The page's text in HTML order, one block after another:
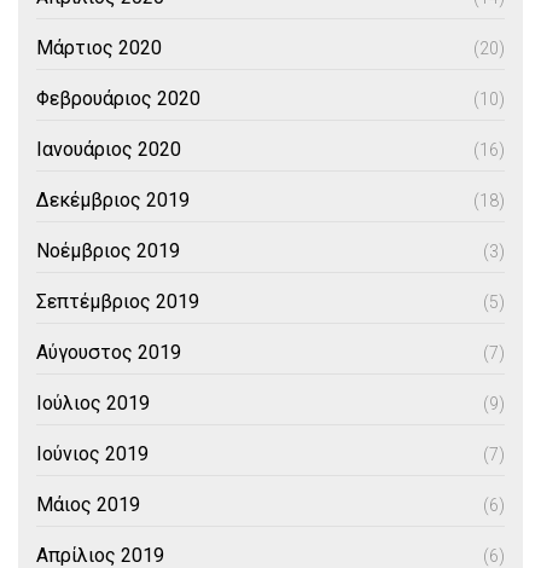
Μάρτιος 2020 (20)
Φεβρουάριος 2020 (10)
Ιανουάριος 2020 (16)
Δεκέμβριος 2019 (18)
Νοέμβριος 2019 (3)
Σεπτέμβριος 2019 (5)
Αύγουστος 2019 (7)
Ιούλιος 2019 (9)
Ιούνιος 2019 (7)
Μάιος 2019 (6)
Απρίλιος 2019 (6)